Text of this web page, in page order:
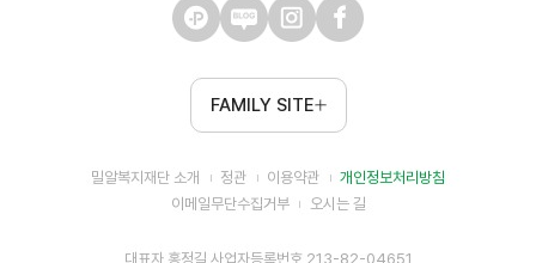
FAMILY SITE
밀알복지재단 소개 정관 이용약관
개인정보처리방침
이메일무단수집거부
오시는 길
대표자 홍정길 사업자등록번호 213-82-04651